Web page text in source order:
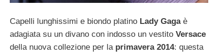
Capelli lunghissimi e biondo platino Lady Gagaè
adagiata su un divano con indosso un vestito Versace
della nuova collezione per la primavera 2014: questa